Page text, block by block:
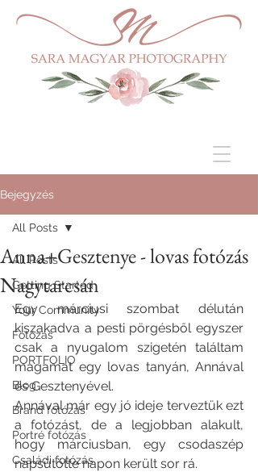
Bejegyzés
All Posts
Getting Started
Your Community
Fotózás
PORTFOLIO
Blog
Brand fotózás
Portré fotózás
Családi fotózás
All Posts
Anna+Gesztenye - lovas fotózás
Nagytarcsán
Egy márciusi szombat délután
kiszakadva a pesti pörgésből egyszer
csak a nyugalom szigetén találtam
magamat egy lovas tanyán, Annával
és Gesztenyével.
Annával már egy jó ideje terveztük ezt
a fotózást, de a legjobban alakult,
hogy márciusban, egy csodaszép
napsütötte napon került sor rá.